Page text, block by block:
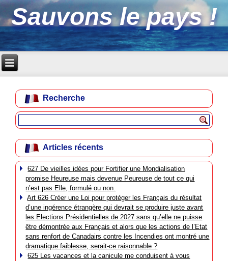
Sauvons le pays !
Recherche
Articles récents
627 De vieilles idées pour Fortifier une Mondialisation
promise Heureuse mais devenue Peureuse de tout ce qui
n’est pas Elle, formulé ou non.
Art 626 Créer une Loi pour protéger les Français du résultat
d’une ingérence étrangère qui devrait se produire juste avant
les Elections Présidentielles de 2027 sans qu’elle ne puisse
être démontrée aux Français et alors que les actions de l’Etat
sans renfort de Canadairs contre les Incendies ont montré une
dramatique faiblesse, serait-ce raisonnable ?
625 Les vacances et la canicule me conduisent à vous